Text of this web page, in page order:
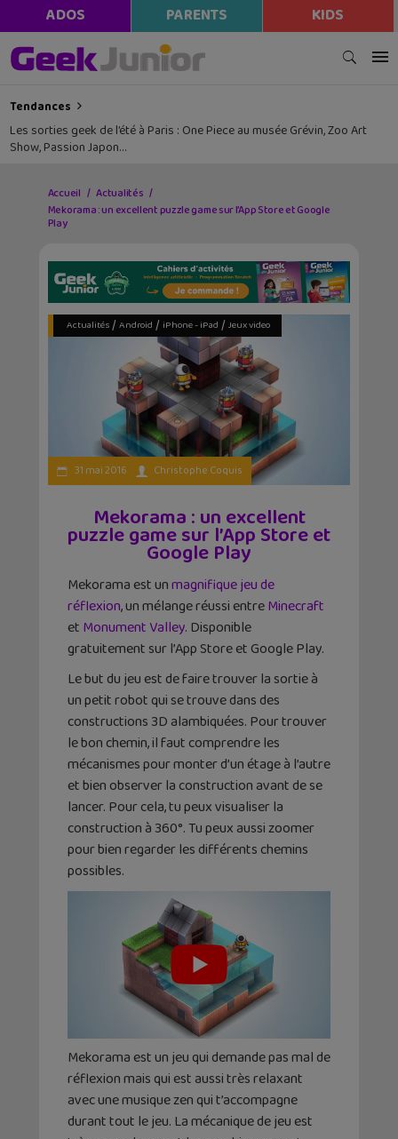
ADOS PARENTS KIDS
Tendances
Les sorties geek de l’été à Paris : One Piece au musée Grévin, Zoo Art
Show, Passion Japon…
Accueil
Actualités
Mekorama : un excellent puzzle game sur l’App Store et Google
Play
Actualités/ Android / iPhone - iPad / Jeux video
31 mai 2016 Christophe Coquis
Mekorama : un excellent
puzzle game sur l’App Store et
Google Play
Mekorama est unmagnifique jeu de
réflexion, un mélange réussi entreMinecraft
et Monument Valley. Disponible
gratuitement sur l’App Store et Google Play.
Le but du jeu est de faire trouver la sortie à
un petit robot qui se trouve dans des
constructions 3D alambiquées. Pour trouver
le bon chemin, il faut comprendre les
mécanismes pour monter d’un étage à l’autre
et bien observer la construction avant de se
lancer. Pour cela, tu peux visualiser la
construction à 360°. Tu peux aussi zoomer
pour bien regarder les différents chemins
possibles.
Mekorama est un jeu qui demande pas mal de
réflexion mais qui est aussi très relaxant
avec une musique zen qui t’accompagne
durant tout le jeu. La mécanique de jeu est